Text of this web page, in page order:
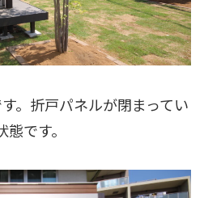
。折戸パネルが閉まってい
態です。